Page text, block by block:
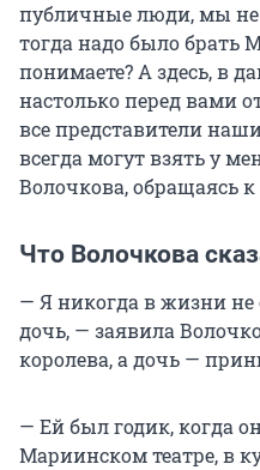
публичные люди, мы не
тогда надо было брать
понимаете? А здесь, в
настолько перед вами
все представители
всегда могут взять у
Волочкова, обращаясь
Что Волочкова
— Я никогда в жизни не
дочь, — заявила
королева, а дочь —
— Ей был годик, когда
Мариинском театре, в